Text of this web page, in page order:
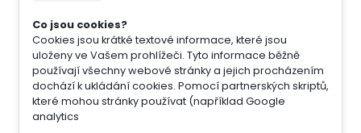
Co jsou cookies?
Cookies jsou krátké textové informace, které jsou
uloženy ve Vašem prohlížeči. Tyto informace běžně
používají všechny webové stránky a jejich procházením
dochází k ukládání cookies. Pomocí partnerských skriptů,
které mohou stránky používat (například Google
analytics